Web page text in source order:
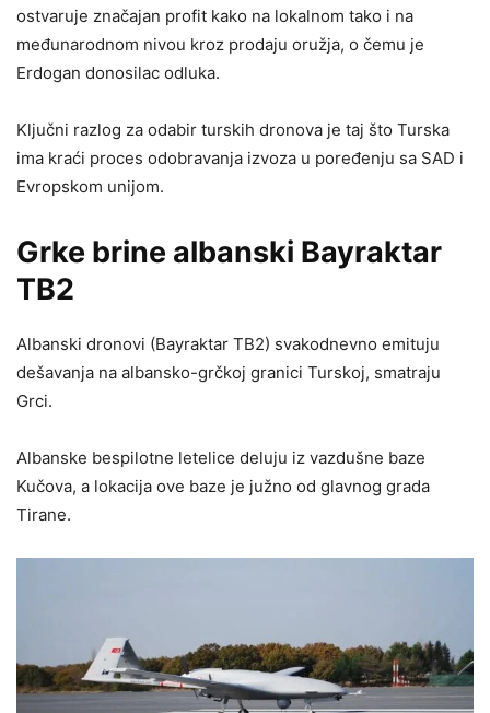
ostvaruje značajan profit kako na lokalnom tako i na
međunarodnom nivou kroz prodaju oružja, o čemu je
Erdogan donosilac odluka.
Ključni razlog za odabir turskih dronova je taj što Turska
ima kraći proces odobravanja izvoza u poređenju sa SAD i
Evropskom unijom.
Grke brine albanski Bayraktar ​​
TB2
Albanski dronovi (Bayraktar ​​TB2) svakodnevno emituju
dešavanja na albansko-grčkoj granici Turskoj, smatraju
Grci.
Albanske bespilotne letelice deluju iz vazdušne baze
Kučova, a lokacija ove baze je južno od glavnog grada
Tirane.